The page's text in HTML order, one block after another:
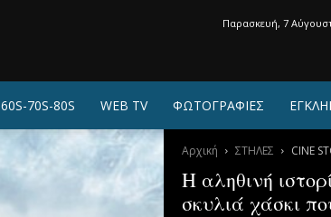
Παρασκευή, 7
60S-70S-80S WEB TV ΦΩΤΟΓΡΑΦΙΕΣ
Αρχική ΣΤΗΛΕΣ CINE
Η αληθινή
σκυλιά χάσκι